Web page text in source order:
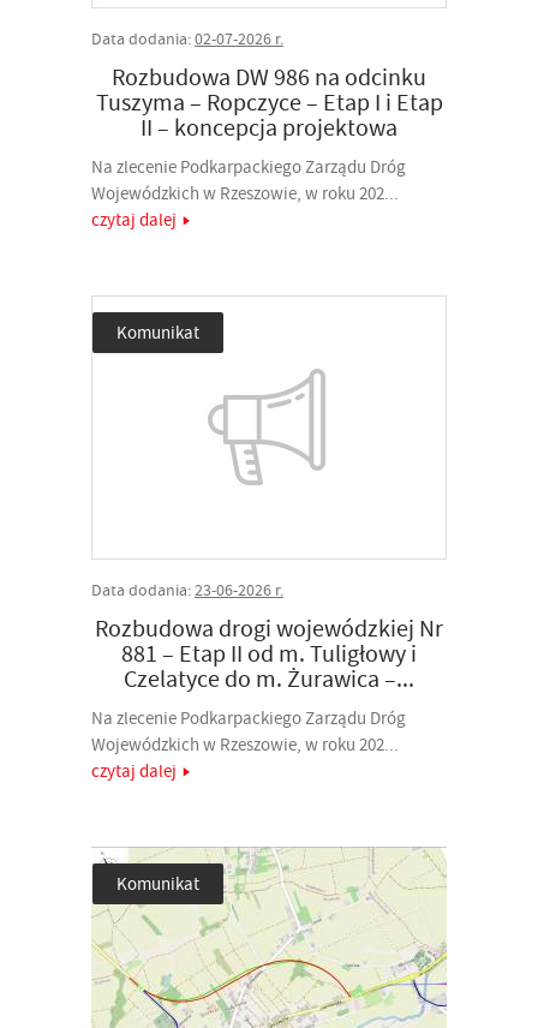
Data dodania:02-07-2026 r.
Rozbudowa DW 986 na odcinku
Tuszyma – Ropczyce – Etap I i Etap
II – koncepcja projektowa
Na zlecenie Podkarpackiego Zarządu Dróg
Wojewódzkich w Rzeszowie, w roku 202...
czytaj dalej
Komunikat
Data dodania:23-06-2026 r.
Rozbudowa drogi wojewódzkiej Nr
881 – Etap II od m. Tuligłowy i
Czelatyce do m. Żurawica –...
Na zlecenie Podkarpackiego Zarządu Dróg
Wojewódzkich w Rzeszowie, w roku 202...
czytaj dalej
Komunikat